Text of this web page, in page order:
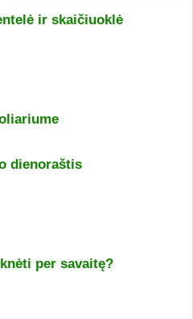
ir skaičiuoklė
dienoraštis
per savaitę?